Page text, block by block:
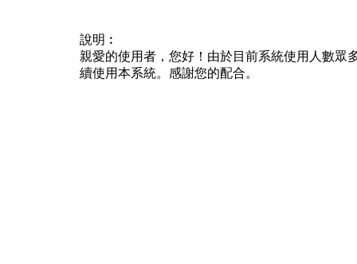
說明︰
親愛的使用者，您好！由於目前系統使用人數眾
續使用本系統。感謝您的配合。